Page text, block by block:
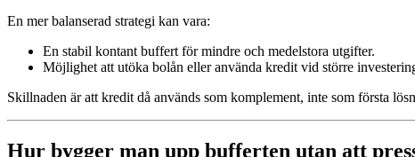
En mer balanserad strategi kan vara:
En stabil kontant buffert för mindre och medelstora utgifter.
Möjlighet att utöka bolån eller använda kredit vid större
Skillnaden är att kredit då används som komplement, inte som första
Hur bygger man upp bufferten utan att